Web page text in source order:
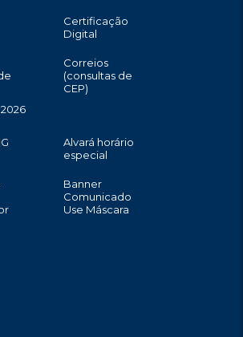
Certificação
Digital
Correios
(consultas de
CEP)
Alvará horário
especial
Banner
Comunicado
Use Máscara